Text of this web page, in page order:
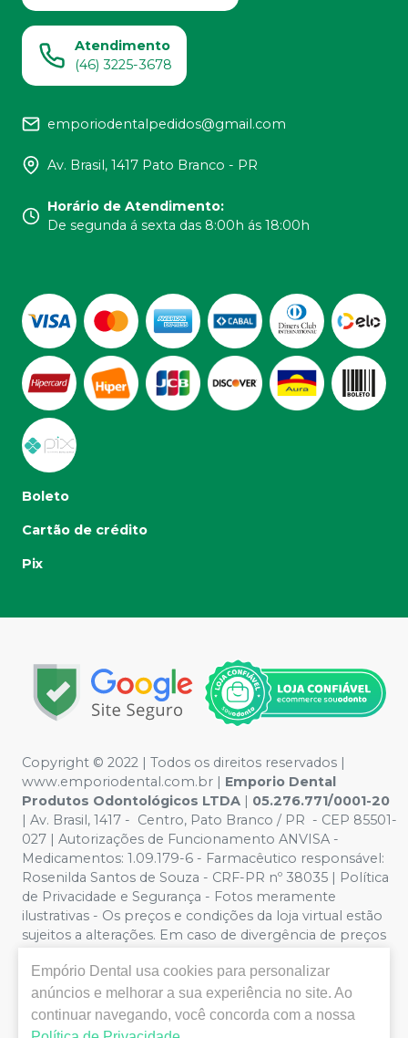
Atendimento
(46) 3225-3678
emporiodentalpedidos@gmail.com
Av. Brasil, 1417 Pato Branco - PR
Horário de Atendimento:
De segunda á sexta das 8:00h ás 18:00h
Boleto
Cartão de crédito
Pix
Copyright © 2022 | Todos os direitos reservados |
www.emporiodental.com.br | Emporio Dental
Produtos Odontológicos LTDA | 05.276.771/0001-20
| Av. Brasil, 1417 - Centro, Pato Branco / PR - CEP 85501-
027 | Autorizações de Funcionamento ANVISA -
Medicamentos: 1.09.179-6 - Farmacêutico responsável:
Rosenilda Santos de Souza - CRF-PR nº 38035 | Política
de Privacidade e Segurança - Fotos meramente
ilustrativas - Os preços e condições da loja virtual estão
sujeitos a alterações. Em caso de divergência de preços
vendemos por atacado, por isso nos reservamos o
direito de não atender compras de grandes volumes
pelo site.
Empório Dental usa cookies para personalizar
anúncios e melhorar a sua experiência no site. Ao
continuar navegando, você concorda com a nossa